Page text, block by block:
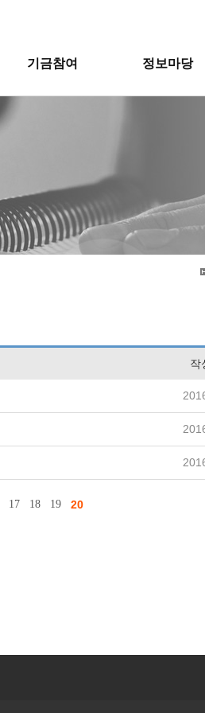
기금참여 정보마당
작
17 18 19 20